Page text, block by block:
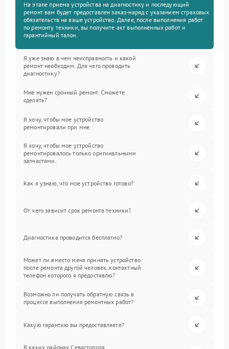
На этапе приема устройства на диагностику и последующий
ремонт вам будет предоставлен заказ-наряд с указанием страховых
обязательств на ваше устройство. Далее, после выполнения работ
по ремонту техники, вы получите акт выполненных работ и
гарантийный талон.
Я уже знаю в чем неисправность и какой
ремонт необходим. Для чего проводить
диагностику?
Мне нужен срочный ремонт. Сможете
сделать?
Я хочу, чтобы мое устройство
ремонтировали при мне.
Я хочу, чтобы мое устройство
ремонтировалось только оригинальными
запчастями.
Как я узнаю, что мое устройство готово?
От чего зависит срок ремонта техники?
Диагностика проводится бесплатно?
Может ли вместо меня принять устройство
после ремонта другой человек, контактный
телефон которого я предоставлю?
Возможно ли получать обратную связь в
процессе выполнения ремонтных работ?
Какую гарантию вы предоставляете?
В каких районах Севастополя